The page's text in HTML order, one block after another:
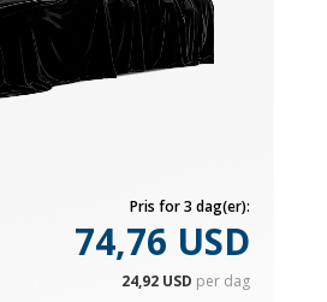
Pris for 3 dag(er):
74,76 USD
24,92 USD per dag